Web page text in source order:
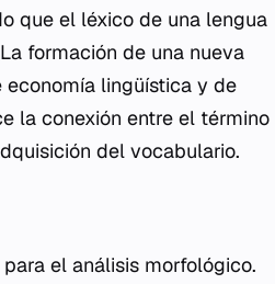
que el léxico de una lengua
formación de una nueva
economía lingüística y de
la conexión entre el término
del vocabulario.
el análisis morfológico.